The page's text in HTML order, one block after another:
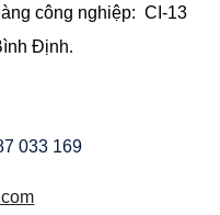
công nghiệp: CI-13
Định.
033 169